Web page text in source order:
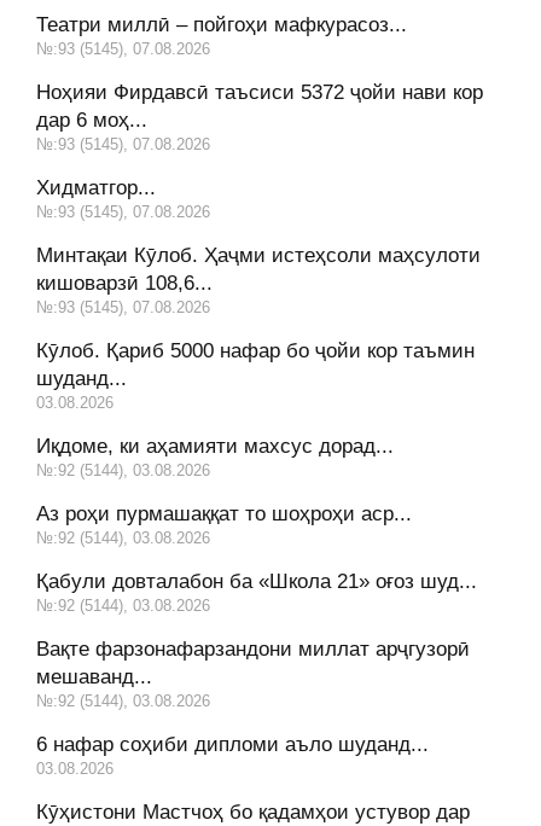
Театри миллӣ – пойгоҳи мафкурасоз...
№:93 (5145), 07.08.2026
Ноҳияи Фирдавсӣ таъсиси 5372 ҷойи нави кор
дар 6 моҳ...
№:93 (5145), 07.08.2026
Хидматгор...
№:93 (5145), 07.08.2026
Минтақаи Кӯлоб. Ҳаҷми истеҳсоли маҳсулоти
кишоварзӣ 108,6...
№:93 (5145), 07.08.2026
Кӯлоб. Қариб 5000 нафар бо ҷойи кор таъмин
шуданд...
03.08.2026
Иқдоме, ки аҳамияти махсус дорад...
№:92 (5144), 03.08.2026
Аз роҳи пурмашаққат то шоҳроҳи аср...
№:92 (5144), 03.08.2026
Қабули довталабон ба «Школа 21» оғоз шуд...
№:92 (5144), 03.08.2026
Вақте фарзонафарзандони миллат арҷгузорӣ
мешаванд...
№:92 (5144), 03.08.2026
6 нафар соҳиби дипломи аъло шуданд...
03.08.2026
Кӯҳистони Мастчоҳ бо қадамҳои устувор дар